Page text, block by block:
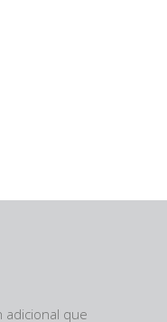
adicional que